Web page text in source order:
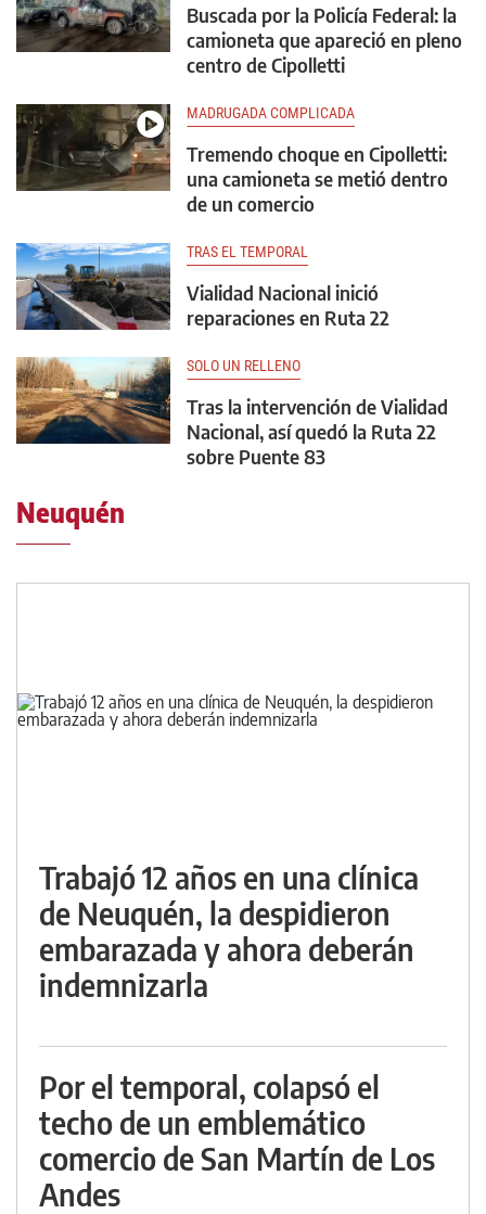
Buscada por la Policía Federal: la
camioneta que apareció en pleno
centro de Cipolletti
MADRUGADA COMPLICADA
Tremendo choque en Cipolletti:
una camioneta se metió dentro
de un comercio
TRAS EL TEMPORAL
Vialidad Nacional inició
reparaciones en Ruta 22
SOLO UN RELLENO
Tras la intervención de Vialidad
Nacional, así quedó la Ruta 22
sobre Puente 83
Neuquén
Trabajó 12 años en una clínica
de Neuquén, la despidieron
embarazada y ahora deberán
indemnizarla
Por el temporal, colapsó el
techo de un emblemático
comercio de San Martín de Los
Andes